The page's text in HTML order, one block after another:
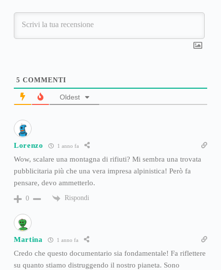
5 COMMENTI
Oldest
Lorenzo 1 anno fa
Wow, scalare una montagna di rifiuti? Mi sembra una trovata
pubblicitaria più che una vera impresa alpinistica! Però fa
pensare, devo ammetterlo.
0 Rispondi
Martina 1 anno fa
Credo che questo documentario sia fondamentale! Fa riflettere
su quanto stiamo distruggendo il nostro pianeta. Sono